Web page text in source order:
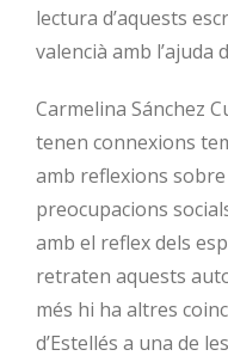
lectura d’aquests
valencià amb l’ajuda
Carmelina Sánchez
tenen connexions
amb reflexions
preocupacions
amb el reflex dels
retraten aquests
més hi ha altres
d’Estellés a una de